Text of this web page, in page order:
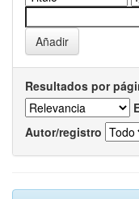
Resultados por
Autor/registro